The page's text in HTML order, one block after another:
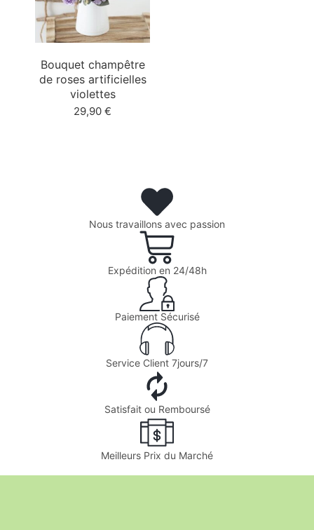
Bouquet champêtre
de roses artificielles
violettes
29,90 €
Nous travaillons avec passion
Expédition en 24/48h
Paiement Sécurisé
Service Client 7jours/7
Satisfait ou Remboursé
Meilleurs Prix du Marché